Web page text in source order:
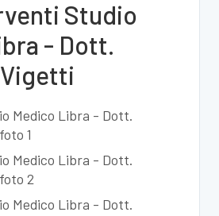
Studio
- Dott.